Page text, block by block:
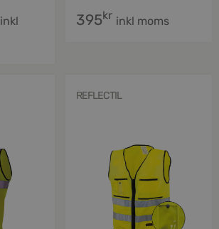
inkl
395kr inkl moms
REFLECTIL